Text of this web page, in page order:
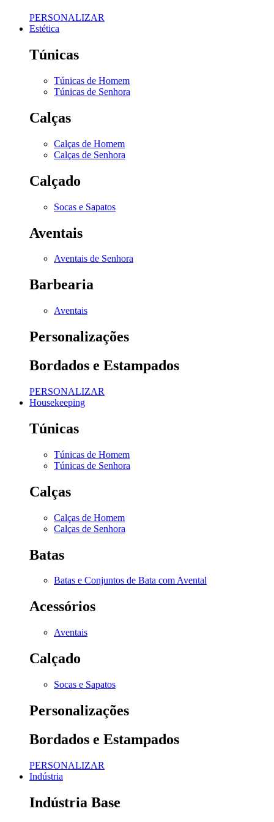
PERSONALIZAR
Estética
Túnicas
Túnicas de Homem
Túnicas de Senhora
Calças
Calças de Homem
Calças de Senhora
Calçado
Socas e Sapatos
Aventais
Aventais de Senhora
Barbearia
Aventais
Personalizações
Bordados e Estampados
PERSONALIZAR
Housekeeping
Túnicas
Túnicas de Homem
Túnicas de Senhora
Calças
Calças de Homem
Calças de Senhora
Batas
Batas e Conjuntos de Bata com Avental
Acessórios
Aventais
Calçado
Socas e Sapatos
Personalizações
Bordados e Estampados
PERSONALIZAR
Indústria
Indústria Base